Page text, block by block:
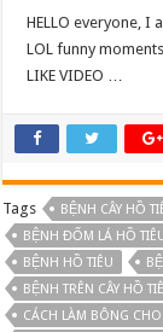
HELLO everyone,
LOL funny
LIKE VIDEO …
Tags BỆNH CÂY HỒ
BỆNH ĐỐM LÁ HỒ
BỆNH HỒ TIÊU
BỆNH TRÊN CÂY HỒ
CÁCH LÀM BÔNG CHO